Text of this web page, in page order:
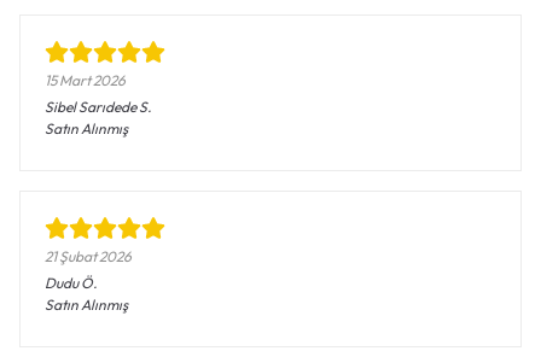
15 Mart 2026
Sibel Sarıdede S.
Satın Alınmış
21 Şubat 2026
Dudu Ö.
Satın Alınmış